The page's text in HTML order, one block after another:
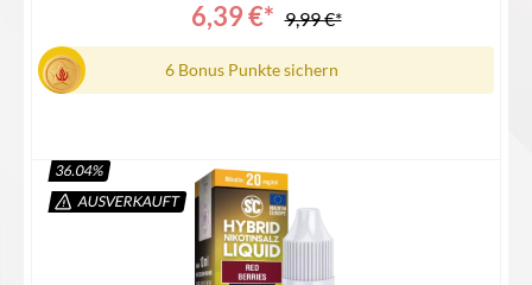
6,39 €* 9,99 €*
6 Bonus Punkte sichern
Details
36.04%
AUSVERKAUFT